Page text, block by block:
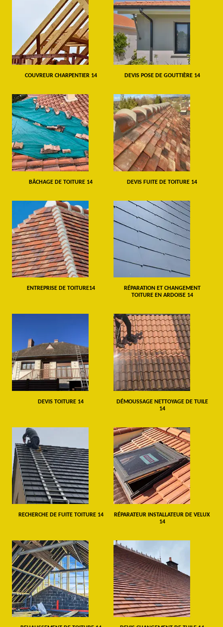
COUVREUR CHARPENTIER 14 DEVIS POSE DE GOUTTIÈRE 14
BÂCHAGE DE TOITURE 14 DEVIS FUITE DE TOITURE 14
ENTREPRISE DE TOITURE14
RÉPARATION ET CHANGEMENT
TOITURE EN ARDOISE 14
DEVIS TOITURE 14
DÉMOUSSAGE NETTOYAGE DE TUILE
14
RECHERCHE DE FUITE TOITURE 14
RÉPARATEUR INSTALLATEUR DE VELUX
14